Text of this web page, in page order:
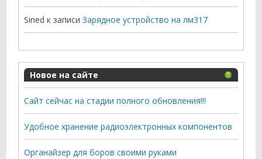
Sined к записиЗарядное устройство на лм317
Новое на сайте
Сайт сейчас на стадии полного обновления!!!
Удобное хранение радиоэлектронных компонентов
Органайзер для боров своими руками